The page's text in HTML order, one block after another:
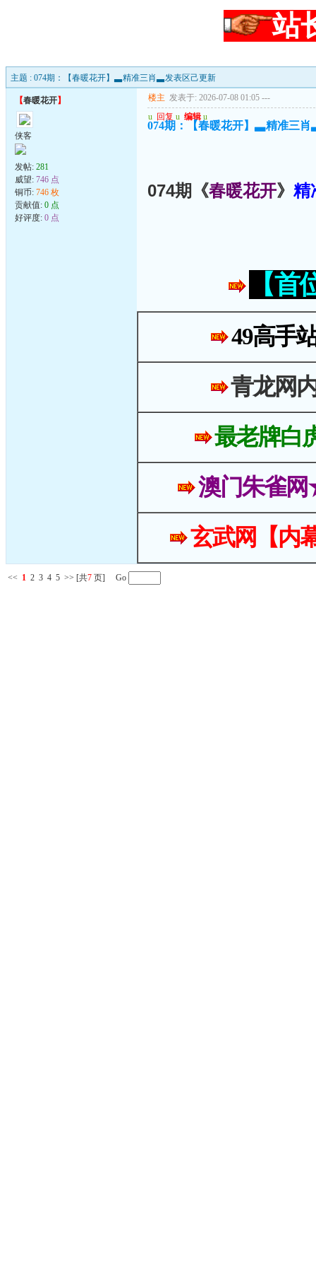
站
主题 : 074期：【春暖花开】▃精准三肖▃发表区己更新
【春暖花开】
侠客
发帖: 281
威望: 746 点
铜币: 746 枚
贡献值: 0 点
好评度: 0 点
楼主 发表于: 2026-07-08 01:05 ---
u 回复 u 编辑 u
074期：【春暖花开】▃精准三
074期《春暖花开》 精
【
49高手
青龙网
最老牌白
澳门朱雀
玄武网【内
<< 1 2 3 4 5 >> [共7 页] Go